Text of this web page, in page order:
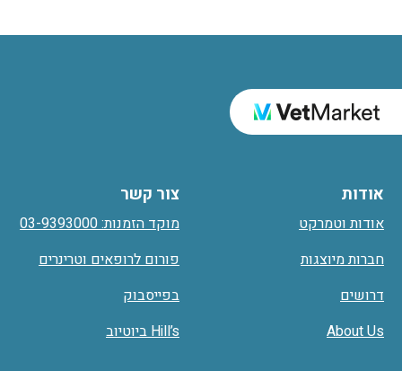
אודות
אודות וטמרקט
חברות מיוצגות
דרושים
About Us
צור קשר
מוקד הזמנות: 03-9393000
פורום לרופאים וטרינרים
בפייסבוק
Hill’s ביוטיוב